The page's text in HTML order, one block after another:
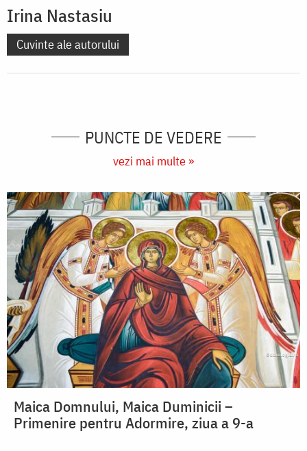
Irina Nastasiu
Cuvinte ale autorului
PUNCTE DE VEDERE
vezi mai multe »
Maica Domnului, Maica Duminicii –
Primenire pentru Adormire, ziua a 9-a